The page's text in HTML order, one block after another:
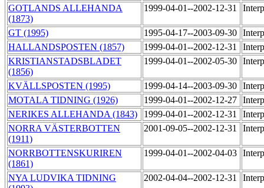
GOTLANDS ALLEHANDA
(1873)
1999-04-01--2002-12-31
GT (1995) 1995-04-17--2003-09-30
HALLANDSPOSTEN (1857)
1999-04-01--2002-12-31
KRISTIANSTADSBLADET
(1856)
1999-04-01--2002-05-30
KVÄLLSPOSTEN (1995) 1999-04-14--2003-09-30
MOTALA TIDNING (1926)
1999-04-01--2002-12-27
NERIKES ALLEHANDA (1843)
1999-04-01--2002-12-31
NORRA VÄSTERBOTTEN
(1911)
2001-09-05--2002-12-31
NORRBOTTENSKURIREN
(1861)
1999-04-01--2002-04-03
NYA LUDVIKA TIDNING
2002-04-04--2002-12-31